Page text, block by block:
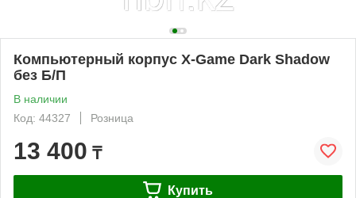
Компьютерный корпус X-Game Dark Shadow
без Б/П
В наличии
Код: 44327
Розница
13 400 ₸
Купить